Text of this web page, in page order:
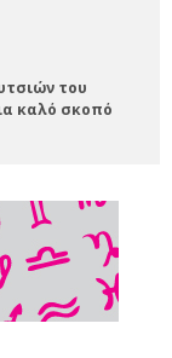
του
καλό σκοπό